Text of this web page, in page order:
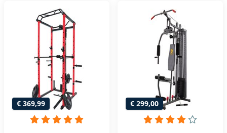
krachtstation voor
thuis - Compact en
multifunctioneel -
Incl. gratis fitness
€ 369,99 € 299,00